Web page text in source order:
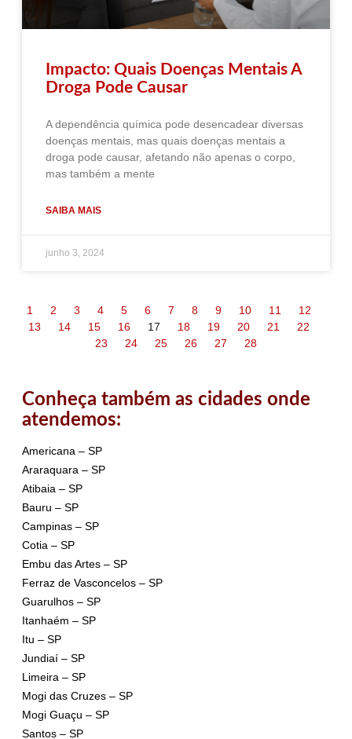
Impacto: Quais Doenças Mentais A
Droga Pode Causar
A dependência química pode desencadear diversas
doenças mentais, mas quais doenças mentais a
droga pode causar, afetando não apenas o corpo,
mas também a mente
SAIBA MAIS
junho 3, 2024
1 2 3 4 5 6 7 8 9 10 11
12
13
14 15 16 17 18 19 20 21
22
23
24 25 26 27 28
Conheça também as cidades onde
atendemos:
Americana – SP
Araraquara – SP
Atibaia – SP
Bauru – SP
Campinas – SP
Cotia – SP
Embu das Artes – SP
Ferraz de Vasconcelos – SP
Guarulhos – SP
Itanhaém – SP
Itu – SP
Jundiaí – SP
Limeira – SP
Mogi das Cruzes – SP
Mogi Guaçu – SP
Santos – SP